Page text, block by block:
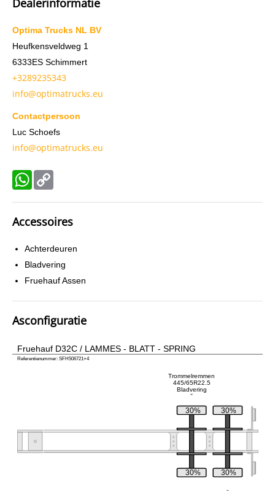
Dealerinformatie
Optima Trucks NL BV
Heufkensveldweg 1
6333ES Schimmert
+3289235343
info@optimatrucks.eu
Contactpersoon
Luc Schoefs
info@optimatrucks.eu
WhatsApp
Accessoires
Achterdeuren
Bladvering
Fruehauf Assen
Asconfiguratie
Fruehauf D32C / LAMMES - BLATT - SPRING
Referentienummer: SFH506721+4
Trommelremmen
445/65R22.5
Bladvering
30%
30%
30%
30%